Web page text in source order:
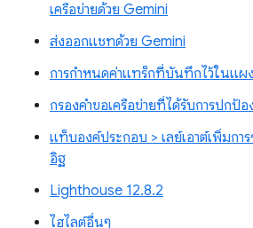
เครือข่ายด้วย Gemini
ส่งออกแชทด้วย Gemini
การกำหนดค่าแทร็กที่บันทึกไว้ในแผ
กรองคำขอเครือข่ายที่ได้รับการปกป้อ
แท็บองค์ประกอบ > เลย์เอาต์เพิ่มกา
อิฐ
Lighthouse 12.8.2
ไฮไลต์อื่นๆ